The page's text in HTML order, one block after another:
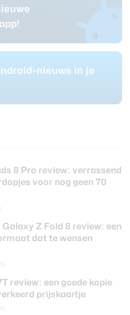
nieuws in je
8 Pro review: verrassend
voor nog geen 70
Z Fold 8 review: een
dat te wensen
review: een goede kopie
prijskaartje